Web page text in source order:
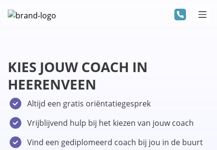
KIES JOUW COACH IN
HEERENVEEN
Altijd een gratis oriëntatiegesprek
Vrijblijvend hulp bij het kiezen van jouw coach
Vind een gediplomeerd coach bij jou in de buurt